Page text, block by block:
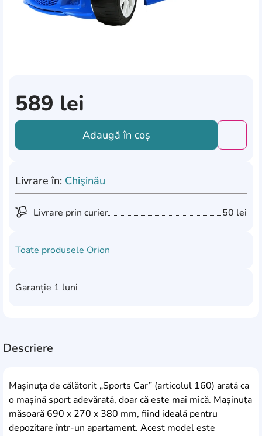
589 lei
Adaugă în coș
Livrare în: Chişinău
Livrare prin curier 50 lei
Toate produsele Orion
Garanție 1 luni
Descriere
Mașinuța de călătorit „Sports Car” (articolul 160) arată ca
o mașină sport adevărată, doar că este mai mică. Mașinuța
măsoară 690 x 270 x 380 mm, fiind ideală pentru
depozitare într-un apartament. Acest model este